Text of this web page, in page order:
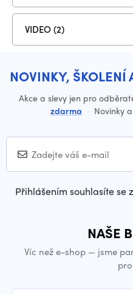
VIDEO (2)
NOVINKY, ŠKOLENÍ
Akce a slevy jen pro
zdarma · Novinky
Přihlášením souhlasíte
NAŠE
Víc než e-shop — jsme